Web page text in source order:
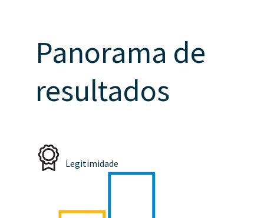
Panorama de
resultados
Legitimidade